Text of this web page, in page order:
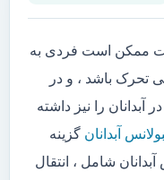
ممکن است فردی به
تحرک باشد ، و در
را نیز داشته
آبدانان گزینه
شامل ، انتقال